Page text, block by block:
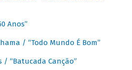
Anos”
/ “Todo Mundo É Bom”
/ “Batucada Canção”